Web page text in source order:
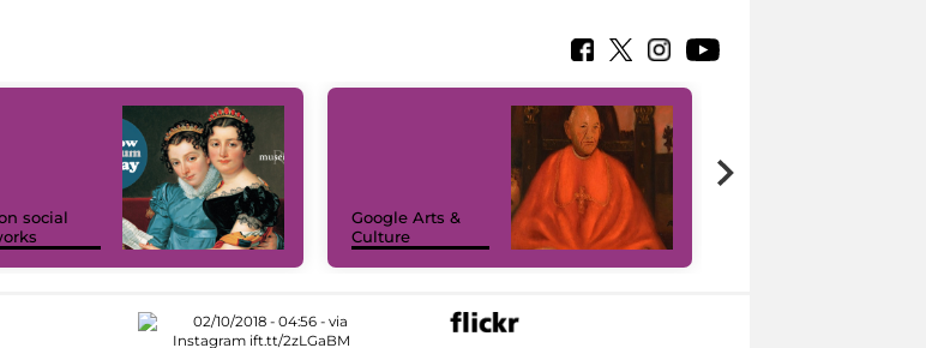
social
Google Arts &
Culture